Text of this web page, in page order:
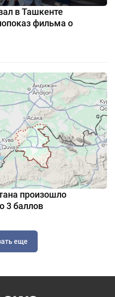
в Ташкенте
фильма о
произошло
3 баллов
еще